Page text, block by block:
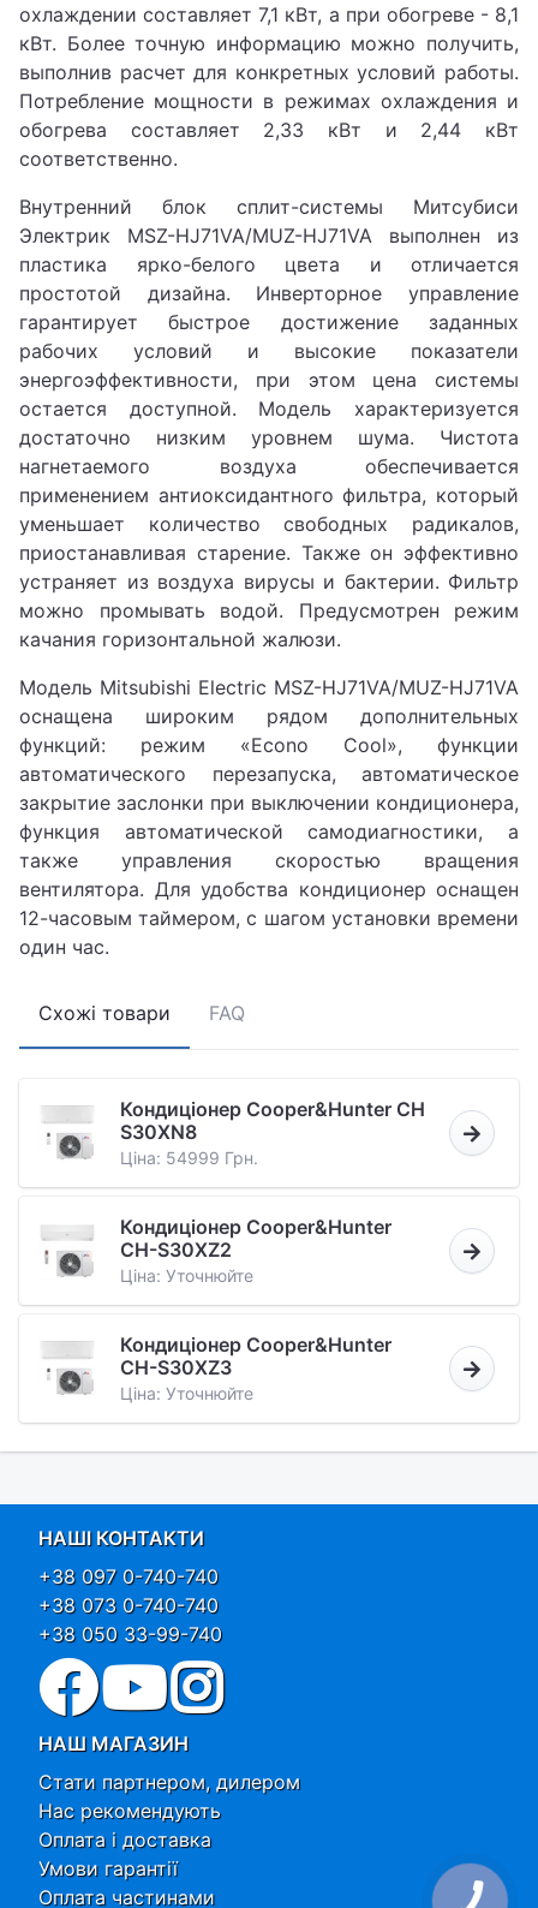
охлаждении составляет 7,1 кВт, а при обогреве - 8,1
кВт. Более точную информацию можно получить,
выполнив расчет для конкретных условий работы.
Потребление мощности в режимах охлаждения и
обогрева составляет 2,33 кВт и 2,44 кВт
соответственно.
Внутренний блок сплит-системы Митсубиси
Электрик MSZ-HJ71VA/MUZ-HJ71VA выполнен из
пластика ярко-белого цвета и отличается
простотой дизайна. Инверторное управление
гарантирует быстрое достижение заданных
рабочих условий и высокие показатели
энергоэффективности, при этом цена системы
остается доступной. Модель характеризуется
достаточно низким уровнем шума. Чистота
нагнетаемого воздуха обеспечивается
применением антиоксидантного фильтра, который
уменьшает количество свободных радикалов,
приостанавливая старение. Также он эффективно
устраняет из воздуха вирусы и бактерии. Фильтр
можно промывать водой. Предусмотрен режим
качания горизонтальной жалюзи.
Модель Mitsubishi Electric MSZ-HJ71VA/MUZ-HJ71VA
оснащена широким рядом дополнительных
функций: режим «Econo Cool», функции
автоматического перезапуска, автоматическое
закрытие заслонки при выключении кондиционера,
функция автоматической самодиагностики, а
также управления скоростью вращения
вентилятора. Для удобства кондиционер оснащен
12-часовым таймером, с шагом установки времени
один час.
Схожі товари FAQ
Кондиціонер Cooper&Hunter CH
S30XN8
Ціна: 54999 Грн.
Кондиціонер Cooper&Hunter
CH-S30XZ2
Ціна: Уточнюйте
Кондиціонер Cooper&Hunter
CH-S30XZ3
Ціна: Уточнюйте
НАШІ КОНТАКТИ
+38 097 0-740-740
+38 073 0-740-740
+38 050 33-99-740
НАШ МАГАЗИН
Стати партнером, дилером
Нас рекомендують
Оплата і доставка
Умови гарантії
Оплата частинами